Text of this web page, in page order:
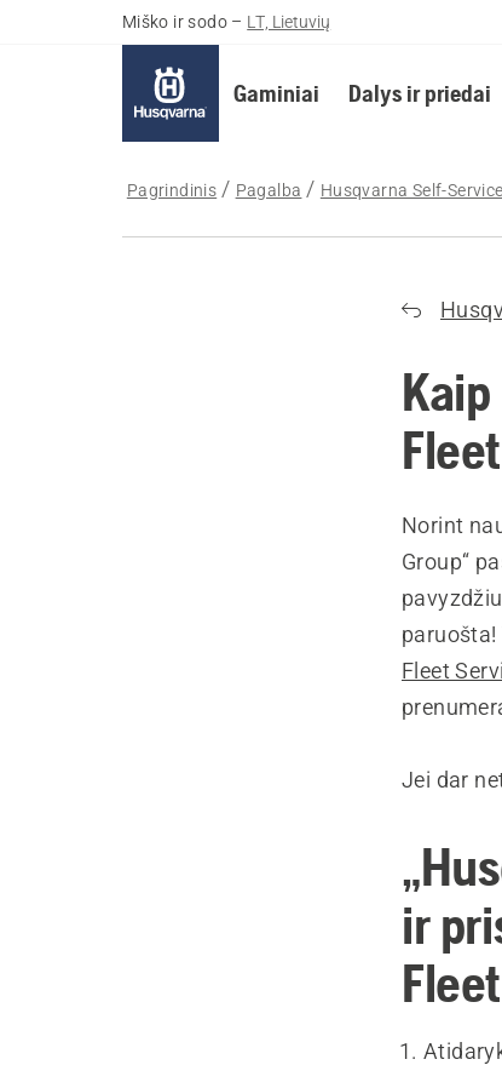
Miško ir sodo – LT, Lietuvių
Gaminiai Dalys ir priedai
Pagrindinis Pagalba Husqvarna Self-Service
Norint
Group“
Fleet
Jei dar
ir